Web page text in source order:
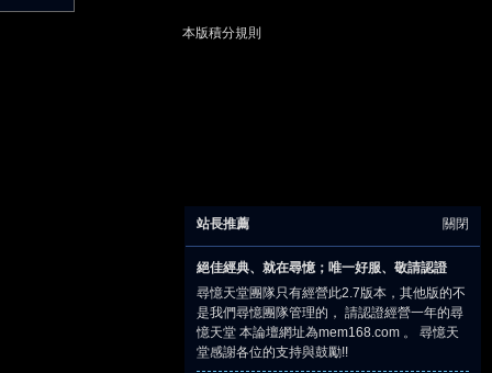
本版積分規則
關閉
站長推薦
絕佳經典、就在尋憶；唯一好服、敬請認證
尋憶天堂團隊只有經營此2.7版本，其他版的不
是我們尋憶團隊管理的， 請認證經營一年的尋
憶天堂 本論壇網址為mem168.com 。 尋憶天
堂感謝各位的支持與鼓勵!!